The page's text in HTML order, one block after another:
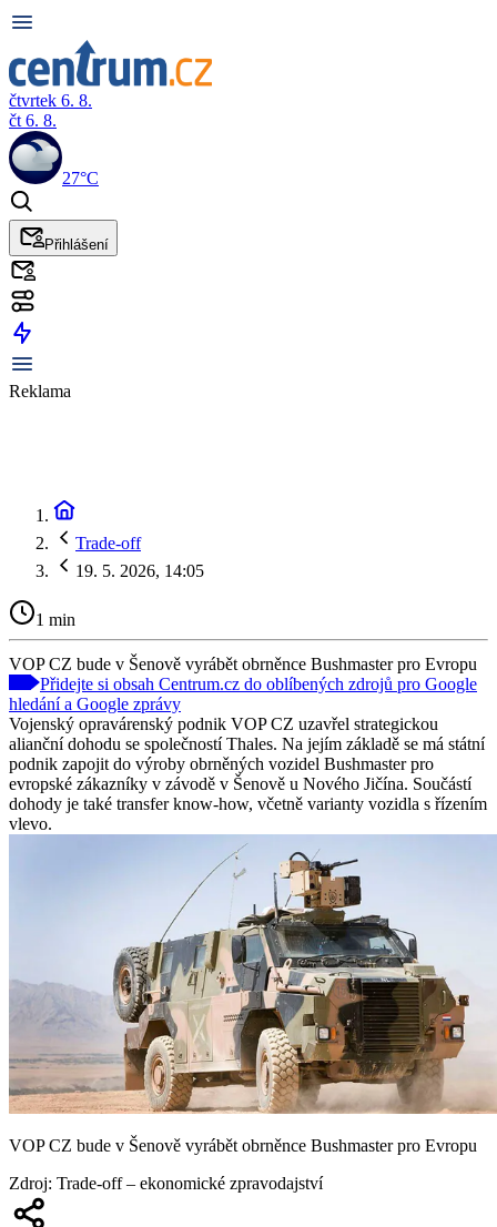
čtvrtek 6. 8.
čt 6. 8.
27°C
Přihlášení
Reklama
Trade-off
19. 5. 2026, 14:05
1 min
VOP CZ bude v Šenově vyrábět obrněnce Bushmaster pro Evropu
Přidejte si obsah Centrum.cz do oblíbených zdrojů pro Google
hledání a Google zprávy
Vojenský opravárenský podnik VOP CZ uzavřel strategickou
alianční dohodu se společností Thales. Na jejím základě se má státní
podnik zapojit do výroby obrněných vozidel Bushmaster pro
evropské zákazníky v závodě v Šenově u Nového Jičína. Součástí
dohody je také transfer know-how, včetně varianty vozidla s řízením
vlevo.
VOP CZ bude v Šenově vyrábět obrněnce Bushmaster pro Evropu
Zdroj: Trade-off – ekonomické zpravodajství